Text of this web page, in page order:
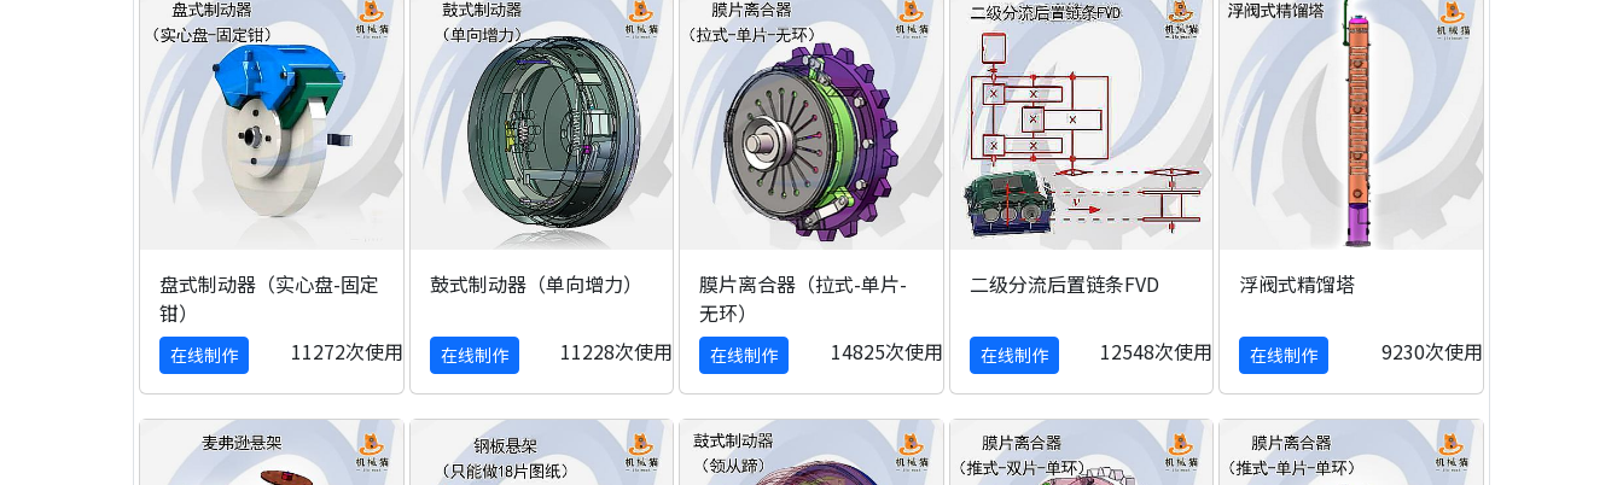
盘式制动器（实心盘-固定
钳）
在线制作 11272次使用
鼓式制动器（单向增力）
在线制作 11228次使用
膜片离合器（拉式-单片-
无环）
在线制作 14825次使用
二级分流后置链条FVD
在线制作 12548次使用
浮阀式精馏塔
在线制作 9230次使用